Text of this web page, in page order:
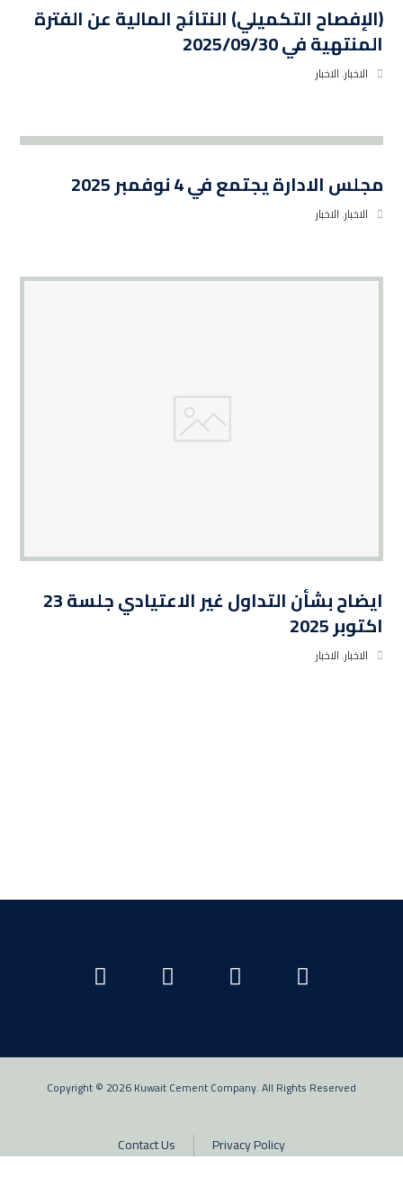
(الإفصاح التكميلي) النتائج المالية عن الفترة
المنتهية في 2025/09/30
الاخبار,الاخبار
مجلس الادارة يجتمع في 4 نوفمبر 2025
الاخبار,الاخبار
ايضاح بشأن التداول غير الاعتيادي جلسة 23
اكتوبر 2025
الاخبار,الاخبار
Copyright © 2026 Kuwait Cement Company. All Rights Reserved
Contact Us Privacy Policy